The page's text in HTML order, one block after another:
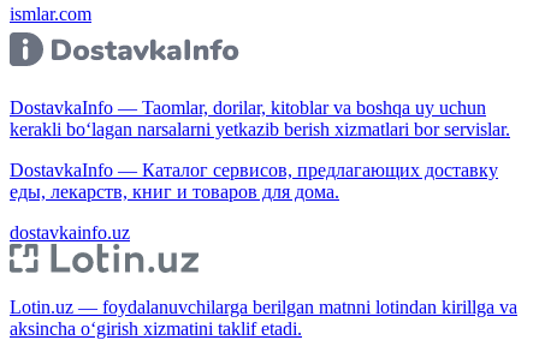
ismlar.com
DostavkaInfo — Taomlar, dorilar, kitoblar va boshqa uy uchun
kerakli bo‘lagan narsalarni yetkazib berish xizmatlari bor servislar.
DostavkaInfo — Каталог сервисов, предлагающих доставку
еды, лекарств, книг и товаров для дома.
dostavkainfo.uz
Lotin.uz — foydalanuvchilarga berilgan matnni lotindan kirillga va
aksincha o‘girish xizmatini taklif etadi.